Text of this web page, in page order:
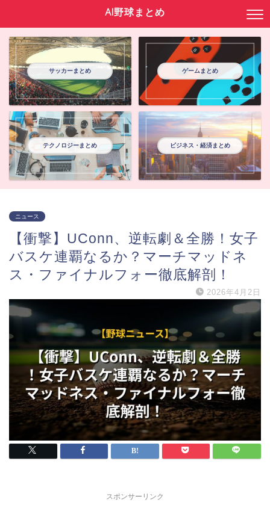
AI野球まとめ
サッカーまとめ ゲームまとめ
テクノロジーまとめ ビジネス・経済まとめ
ニュース
【衝撃】UConn、逆転劇＆全勝！女子
バスケ連覇なるか？マーチマッドネ
ス・ファイナルフォー徹底解剖！
2026年4月2日
スポンサーリンク